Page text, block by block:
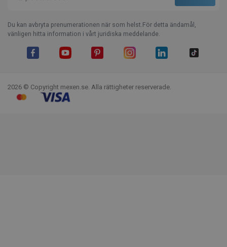
Du kan avbryta prenumerationen när som helst.För detta ändamål,
vänligen hitta information i vårt juridiska meddelande.
2026 © Copyright mexen.se. Alla rättigheter reserverade.